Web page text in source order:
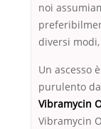
noi
diversi
Un ascesso
purulento
Vibramycin
Vibramycin